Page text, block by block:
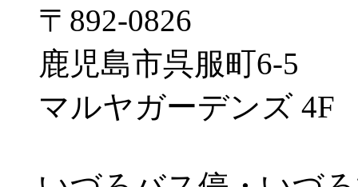
〒892-0826
鹿児島市呉服町6-5
マルヤガーデンズ 4F